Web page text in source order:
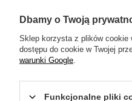
Dbamy o Twoją
Sklep korzysta z plików cookie
dostępu do cookie w Twojej
warunki Google
Funkcjonalne pliki